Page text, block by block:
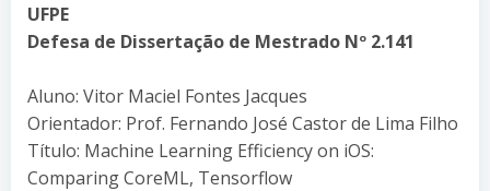
UFPE
Defesa de Dissertação de Mestrado Nº 2.141
Aluno: Vitor Maciel Fontes Jacques
Orientador: Prof. Fernando José Castor de Lima Filho
Título: Machine Learning Efficiency on iOS:
Comparing CoreML, Tensorflow